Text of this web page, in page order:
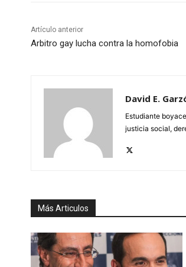
Artículo anterior
Arbitro gay lucha contra la homofobia
David E.
Estudiante
justicia social,
Más Articulos